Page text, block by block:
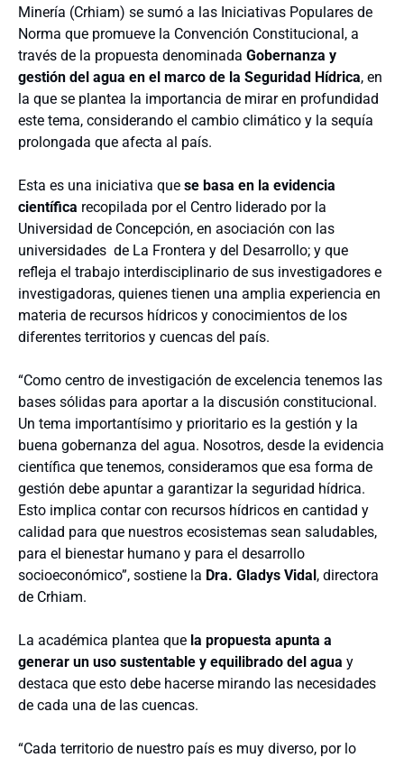
Minería (Crhiam) se sumó a las Iniciativas Populares de
Norma que promueve la Convención Constitucional, a
través de la propuesta denominada Gobernanza y
gestión del agua en el marco de la Seguridad Hídrica, en
la que se plantea la importancia de mirar en profundidad
este tema, considerando el cambio climático y la sequía
prolongada que afecta al país.
Esta es una iniciativa que se basa en la evidencia
científica recopilada por el Centro liderado por la
Universidad de Concepción, en asociación con las
universidades de La Frontera y del Desarrollo; y que
refleja el trabajo interdisciplinario de sus investigadores e
investigadoras, quienes tienen una amplia experiencia en
materia de recursos hídricos y conocimientos de los
diferentes territorios y cuencas del país.
“Como centro de investigación de excelencia tenemos las
bases sólidas para aportar a la discusión constitucional.
Un tema importantísimo y prioritario es la gestión y la
buena gobernanza del agua. Nosotros, desde la evidencia
científica que tenemos, consideramos que esa forma de
gestión debe apuntar a garantizar la seguridad hídrica.
Esto implica contar con recursos hídricos en cantidad y
calidad para que nuestros ecosistemas sean saludables,
para el bienestar humano y para el desarrollo
socioeconómico”, sostiene la Dra. Gladys Vidal, directora
de Crhiam.
La académica plantea que la propuesta apunta a
generar un uso sustentable y equilibrado del agua y
destaca que esto debe hacerse mirando las necesidades
de cada una de las cuencas.
“Cada territorio de nuestro país es muy diverso, por lo